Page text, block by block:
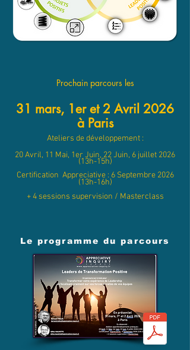
Prochain parcours les
31 mars, 1er et 2 Avril 2026
à Paris
Ateliers de développement :
20 Avril, 11 Mai, 1er Juin, 22 Juin, 6 juillet 2026
(13h-15h)
Certification Appreciative : 6 Septembre 2026
(13h-16h)
+ 4 sessions supervision / Masterclass
Le programme du parcours